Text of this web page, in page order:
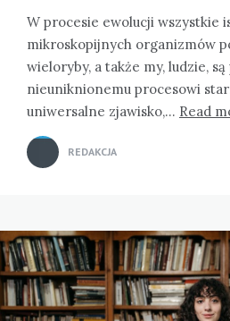
W procesie ewolucji wszystkie
mikroskopijnych organizmów
wieloryby, a także my, ludzie,
nieuniknionemu procesowi
uniwersalne zjawisko,… Read
REDAKCJA